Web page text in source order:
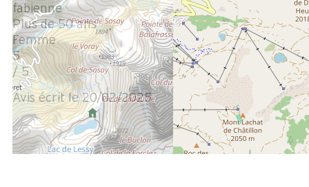
fabienne
Plus de 50 ans
Femme
5
/ 5
Avis écrit le 20/02/2025